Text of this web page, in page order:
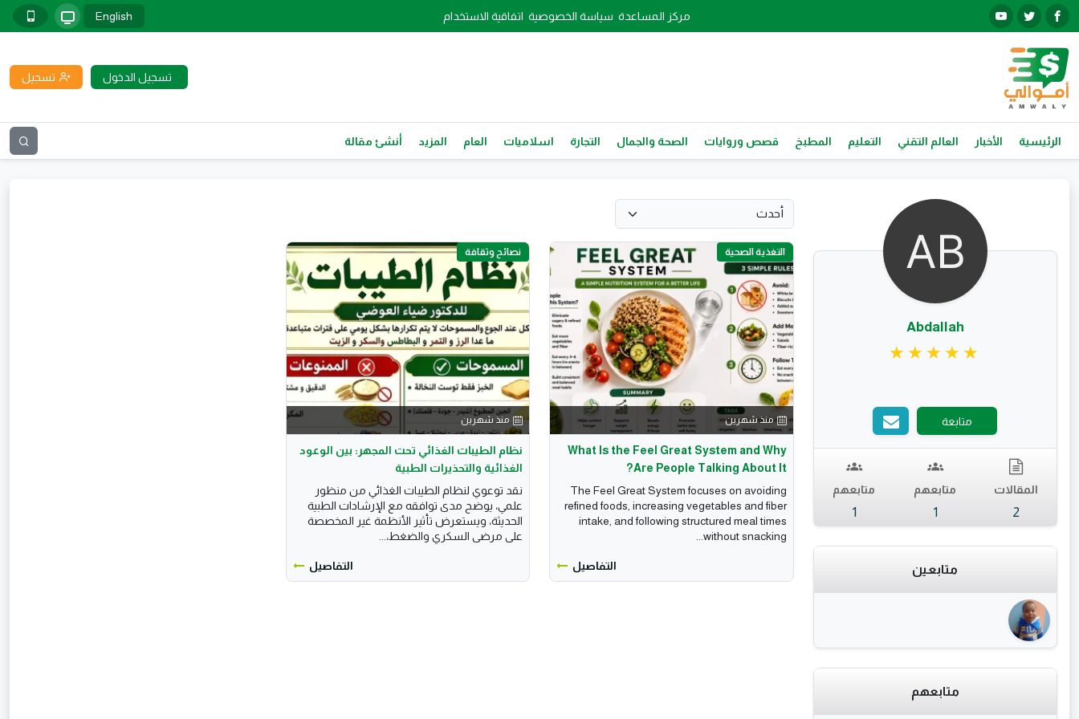
مركز المساعدة سياسة الخصوصية اتفاقية الاستخدام English
تسجيل الدخول تسجيل
الرئيسية الأخبار العالم التقني التعليم المطبخ قصص وروايات الصحة والجمال التجارة اسلاميات العام المزيد أنشئ مقالة
Abdallah
متابعة
المقالات
2
متابعهم
1
متابعهم
1
متابعين
متابعهم
التغذية الصحية
منذ شهرين
What Is the Feel Great System and Why
Are People Talking About It?
The Feel Great System focuses on avoiding
refined foods, increasing vegetables and fiber
intake, and following structured meal times
without snacking...
التفاصيل
نصائح وثقافة
منذ شهرين
نظام الطيبات الغذائي تحت المجهر: بين الوعود
الغذائية والتحذيرات الطبية
نقد توعوي لنظام الطيبات الغذائي من منظور
علمي، يوضح مدى توافقه مع الإرشادات الطبية
الحديثة، ويستعرض تأثير الأنظمة غير المخصصة
على مرضى السكري والضغط،...
التفاصيل